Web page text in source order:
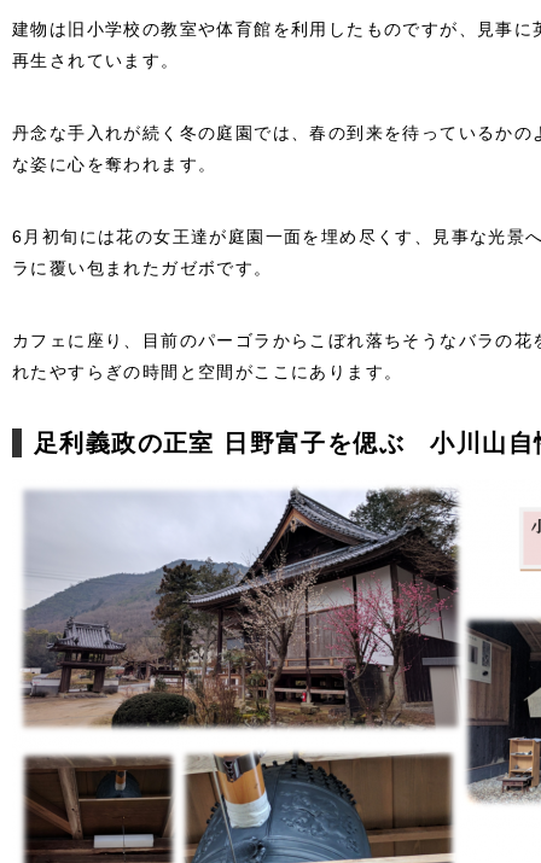
建物は旧小学校の教室や体育館を利用したものですが、見事
再生されています。
丹念な手入れが続く冬の庭園では、春の到来を待っているか
な姿に心を奪われます。
6月初旬には花の女王達が庭園一面を埋め尽くす、見事な光景
ラに覆い包まれたガゼボです。
カフェに座り、目前のパーゴラからこぼれ落ちそうなバラの
れたやすらぎの時間と空間がここにあります。
足利義政の正室 日野富子を偲ぶ 小川山自